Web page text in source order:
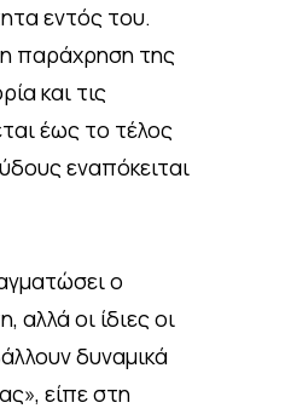
εντός του.
η παράχρηση της
και τις
έως το τέλος
εναπόκειται
ο
αλλά οι ίδιες οι
δυναμικά
είπε στη